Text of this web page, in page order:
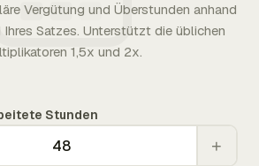
Vergütung und Überstunden anhand
Ihres Satzes. Unterstützt die üblichen
1,5x und 2x.
Stunden
+